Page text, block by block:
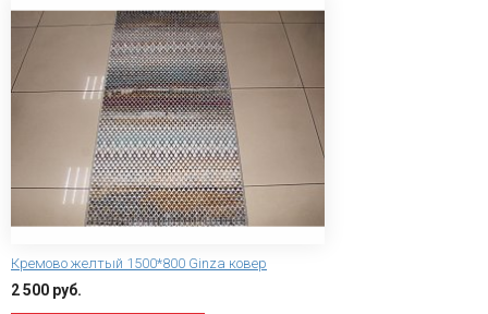
Кремово желтый 1500*800 Ginza ковер
2 500 руб.